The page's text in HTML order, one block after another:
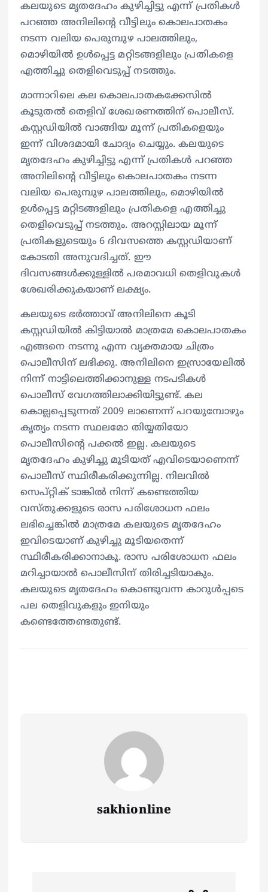
കലയുടെ മൃതദേഹം കുഴിച്ചിട്ടു എന്ന് പ്രതികൾ
പറഞ്ഞ അനിലിന്റെ വീട്ടിലും കൊലപാതകം
നടന്ന വലിയ പെരുമ്പുഴ പാലത്തിലും,
മൊഴിയിൽ ഉൾപ്പെട്ട മറ്റിടങ്ങളിലും പ്രതികളെ
എത്തിച്ചു തെളിവെടുപ്പ് നടത്തും.
മാന്നാറിലെ കല കൊലപാതകക്കേസിൽ
കൂടുതൽ തെളിവ് ശേഖരണത്തിന് പൊലീസ്.
കസ്റ്റഡിയിൽ വാങ്ങിയ മൂന്ന് പ്രതികളെയും
ഇന്ന് വിശദമായി ചോദ്യം ചെയ്യും. കലയുടെ
മൃതദേഹം കുഴിച്ചിട്ടു എന്ന് പ്രതികൾ പറഞ്ഞ
അനിലിന്റെ വീട്ടിലും കൊലപാതകം നടന്ന
വലിയ പെരുമ്പുഴ പാലത്തിലും, മൊഴിയിൽ
ഉൾപ്പെട്ട മറ്റിടങ്ങളിലും പ്രതികളെ എത്തിച്ചു
തെളിവെടുപ്പ് നടത്തും. അറസ്റ്റിലായ മൂന്ന്
പ്രതികളുടെയും 6 ദിവസത്തെ കസ്റ്റഡിയാണ്
കോടതി അനുവദിച്ചത്. ഈ
ദിവസങ്ങൾക്കുള്ളിൽ പരമാവധി തെളിവുകൾ
ശേഖരിക്കുകയാണ് ലക്ഷ്യം.
കലയുടെ ഭർത്താവ് അനിലിനെ കൂടി
കസ്റ്റഡിയിൽ കിട്ടിയാൽ മാത്രമേ കൊലപാതകം
എങ്ങനെ നടന്നു എന്ന വ്യക്തമായ ചിത്രം
പൊലീസിന് ലഭിക്കു. അനിലിനെ ഇസ്രായേലിൽ
നിന്ന് നാട്ടിലെത്തിക്കാനുള്ള നടപടികൾ
പൊലീസ് വേഗത്തിലാക്കിയിട്ടുണ്ട്. കല
കൊല്ലപ്പെടുന്നത് 2009 ലാണെന്ന് പറയുമ്പോഴും
കൃത്യം നടന്ന സ്ഥലമോ തിയ്യതിയോ
പൊലീസിന്റെ പക്കൽ ഇല്ല. കലയുടെ
മൃതദേഹം കുഴിച്ചു മൂടിയത് എവിടെയാണെന്ന്
പൊലീസ് സ്ഥിരീകരിക്കുന്നില്ല. നിലവിൽ
സെപ്റ്റിക് ടാങ്കിൽ നിന്ന് കണ്ടെത്തിയ
വസ്തുക്കളുടെ രാസ പരിശോധന ഫലം
ലഭിച്ചെങ്കിൽ മാത്രമേ കലയുടെ മൃതദേഹം
ഇവിടെയാണ് കുഴിച്ചു മൂടിയതെന്ന്
സ്ഥിരീകരിക്കാനാകൂ. രാസ പരിശോധന ഫലം
മറിച്ചായാൽ പൊലീസിന് തിരിച്ചടിയാകും.
കലയുടെ മൃതദേഹം കൊണ്ടുവന്ന കാറുൾപ്പടെ
പല തെളിവുകളും ഇനിയും
കണ്ടെത്തേണ്ടതുണ്ട്.
sakhionline